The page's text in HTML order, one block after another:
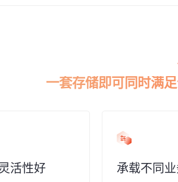
一套存储即可同时满
活性好 承载不同